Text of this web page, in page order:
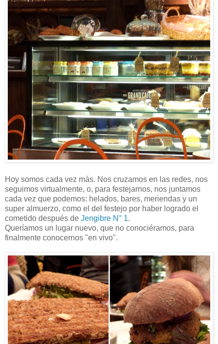
Hoy somos cada vez más. Nos cruzamos en las redes, nos
seguimos virtualmente, o, para festejarnos, nos juntamos
cada vez que podemos: helados, bares, meriendas y un
super almuerzo, como el del festejo por haber logrado el
cometido después de Jengibre N° 1.
Queríamos un lugar nuevo, que no conociéramos, para
finalmente conocernos "en vivo".